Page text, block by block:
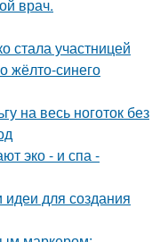
врач.
стала участницей
жёлто-синего
на весь ноготок без
эко - и спа -
идеи для создания